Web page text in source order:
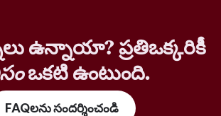
ఉన్నాయా? ప్రతిఒక్కరికీ
ఒకటి ఉంటుంది.
FAQలను సందర్శించండి